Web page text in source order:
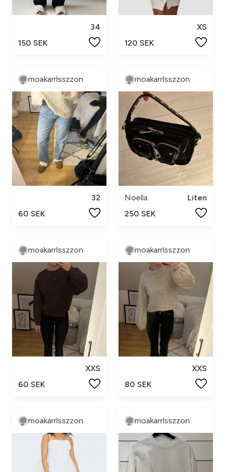
34
150 SEK
XS
120 SEK
moakarrlsszzon
32
60 SEK
moakarrlsszzon
Noella
Liten
250 SEK
moakarrlsszzon
XXS
60 SEK
moakarrlsszzon
XXS
80 SEK
moakarrlsszzon moakarrlsszzon